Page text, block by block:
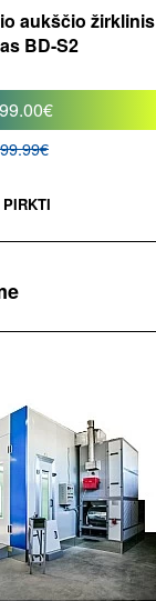
aukščio žirklinis
BD-S2
PIRKTI